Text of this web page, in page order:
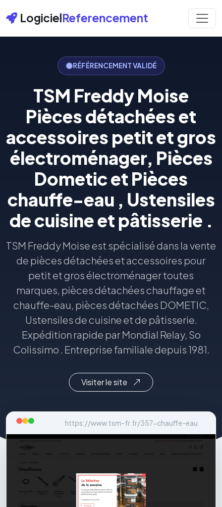
LogicielReferencement
RÉFÉRENCEMENT VALIDÉ
TSM Freddy Moise
Pièces détachées et
accessoires petit et gros
électroménager, Pièces
Dometic et Pièces
chauffe-eau , Ustensiles
de cuisine et pâtisserie .
TSM Freddy Moise est spécialisé dans la vente
de pièces détachées et accessoires pour
petit et gros électroménager toutes
marques, pièces détachées chauffage et
chauffe-eau, pièces détachées DOMETIC,
Ustensiles de cuisine et de pâtisserie.
Expédition rapide par Mondial Relay, So
Colissimo . Entreprise familiale depuis 1981.
Visiter le site
https://www.tsm-fr.fr/357-chauffe-eau